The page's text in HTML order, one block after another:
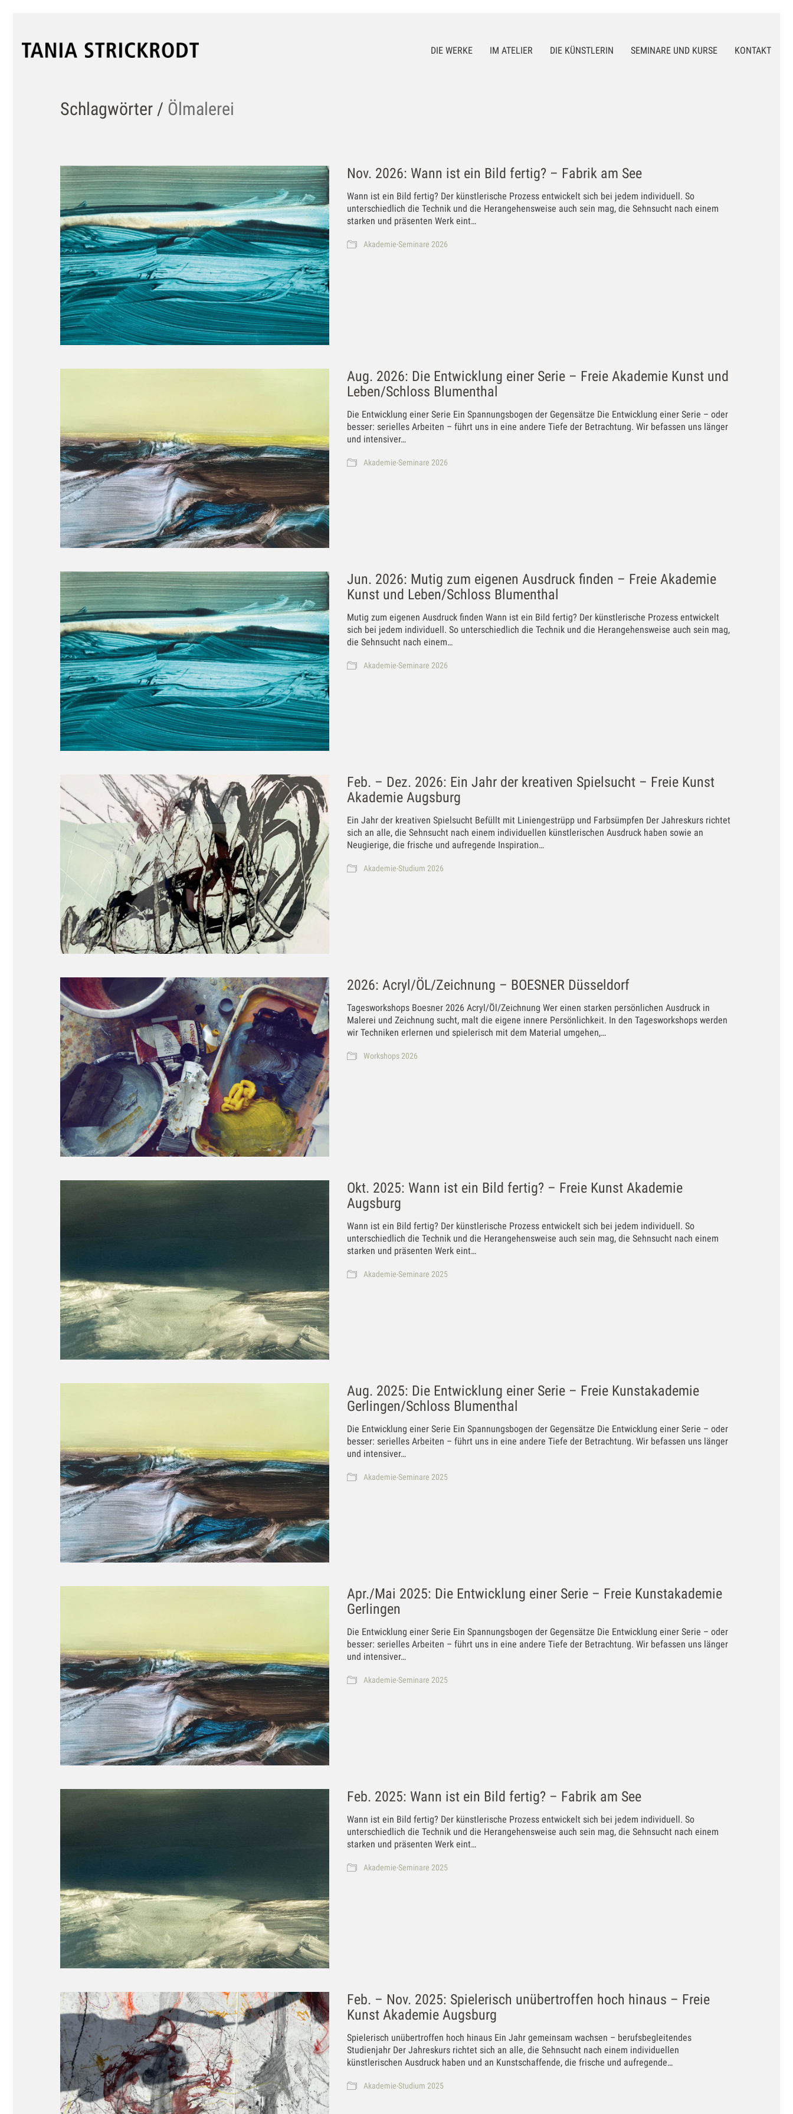
DIE WERKE IM ATELIER DIE KÜNSTLERIN SEMINARE UND KURSE KONTAKT
Schlagwörter / Ölmalerei
Nov. 2026: Wann ist ein Bild fertig? – Fabrik am See
Wann ist ein Bild fertig? Der künstlerische Prozess entwickelt sich bei jedem individuell. So
unterschiedlich die Technik und die Herangehensweise auch sein mag, die Sehnsucht nach einem
starken und präsenten Werk eint…
Akademie-Seminare 2026
Aug. 2026: Die Entwicklung einer Serie – Freie Akademie Kunst und
Leben/Schloss Blumenthal
Die Entwicklung einer Serie Ein Spannungsbogen der Gegensätze Die Entwicklung einer Serie – oder
besser: serielles Arbeiten – führt uns in eine andere Tiefe der Betrachtung. Wir befassen uns länger
und intensiver…
Akademie-Seminare 2026
Jun. 2026: Mutig zum eigenen Ausdruck finden – Freie Akademie
Kunst und Leben/Schloss Blumenthal
Mutig zum eigenen Ausdruck finden Wann ist ein Bild fertig? Der künstlerische Prozess entwickelt
sich bei jedem individuell. So unterschiedlich die Technik und die Herangehensweise auch sein mag,
die Sehnsucht nach einem…
Akademie-Seminare 2026
Feb. – Dez. 2026: Ein Jahr der kreativen Spielsucht – Freie Kunst
Akademie Augsburg
Ein Jahr der kreativen Spielsucht Befüllt mit Liniengestrüpp und Farbsümpfen Der Jahreskurs richtet
sich an alle, die Sehnsucht nach einem individuellen künstlerischen Ausdruck haben sowie an
Neugierige, die frische und aufregende Inspiration…
Akademie-Studium 2026
2026: Acryl/ÖL/Zeichnung – BOESNER Düsseldorf
Tagesworkshops Boesner 2026 Acryl/Öl/Zeichnung Wer einen starken persönlichen Ausdruck in
Malerei und Zeichnung sucht, malt die eigene innere Persönlichkeit. In den Tagesworkshops werden
wir Techniken erlernen und spielerisch mit dem Material umgehen,…
Workshops 2026
Okt. 2025: Wann ist ein Bild fertig? – Freie Kunst Akademie
Augsburg
Wann ist ein Bild fertig? Der künstlerische Prozess entwickelt sich bei jedem individuell. So
unterschiedlich die Technik und die Herangehensweise auch sein mag, die Sehnsucht nach einem
starken und präsenten Werk eint…
Akademie-Seminare 2025
Aug. 2025: Die Entwicklung einer Serie – Freie Kunstakademie
Gerlingen/Schloss Blumenthal
Die Entwicklung einer Serie Ein Spannungsbogen der Gegensätze Die Entwicklung einer Serie – oder
besser: serielles Arbeiten – führt uns in eine andere Tiefe der Betrachtung. Wir befassen uns länger
und intensiver…
Akademie-Seminare 2025
Apr./Mai 2025: Die Entwicklung einer Serie – Freie Kunstakademie
Gerlingen
Die Entwicklung einer Serie Ein Spannungsbogen der Gegensätze Die Entwicklung einer Serie – oder
besser: serielles Arbeiten – führt uns in eine andere Tiefe der Betrachtung. Wir befassen uns länger
und intensiver…
Akademie-Seminare 2025
Feb. 2025: Wann ist ein Bild fertig? – Fabrik am See
Wann ist ein Bild fertig? Der künstlerische Prozess entwickelt sich bei jedem individuell. So
unterschiedlich die Technik und die Herangehensweise auch sein mag, die Sehnsucht nach einem
starken und präsenten Werk eint…
Akademie-Seminare 2025
Feb. – Nov. 2025: Spielerisch unübertroffen hoch hinaus – Freie
Kunst Akademie Augsburg
Spielerisch unübertroffen hoch hinaus Ein Jahr gemeinsam wachsen – berufsbegleitendes
Studienjahr Der Jahreskurs richtet sich an alle, die Sehnsucht nach einem individuellen
künstlerischen Ausdruck haben und an Kunstschaffende, die frische und aufregende…
Akademie-Studium 2025